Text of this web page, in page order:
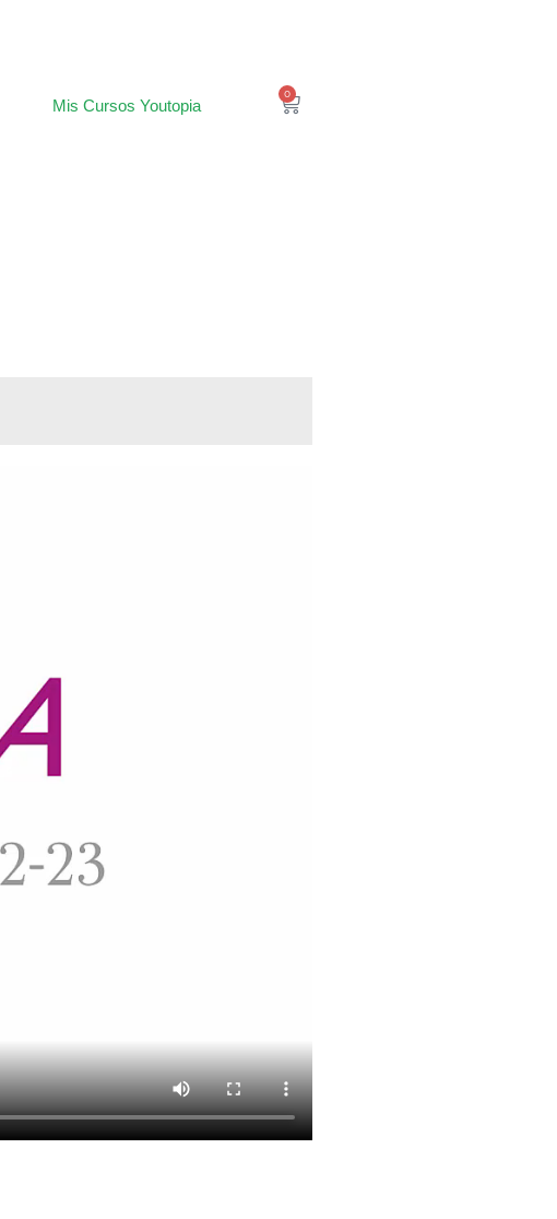
Mis Cursos Youtopia
0